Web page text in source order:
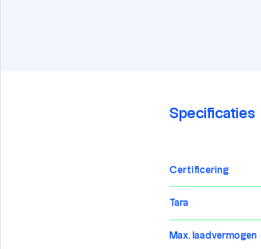
Specificaties
Certificering
Tara
Max. laadvermogen